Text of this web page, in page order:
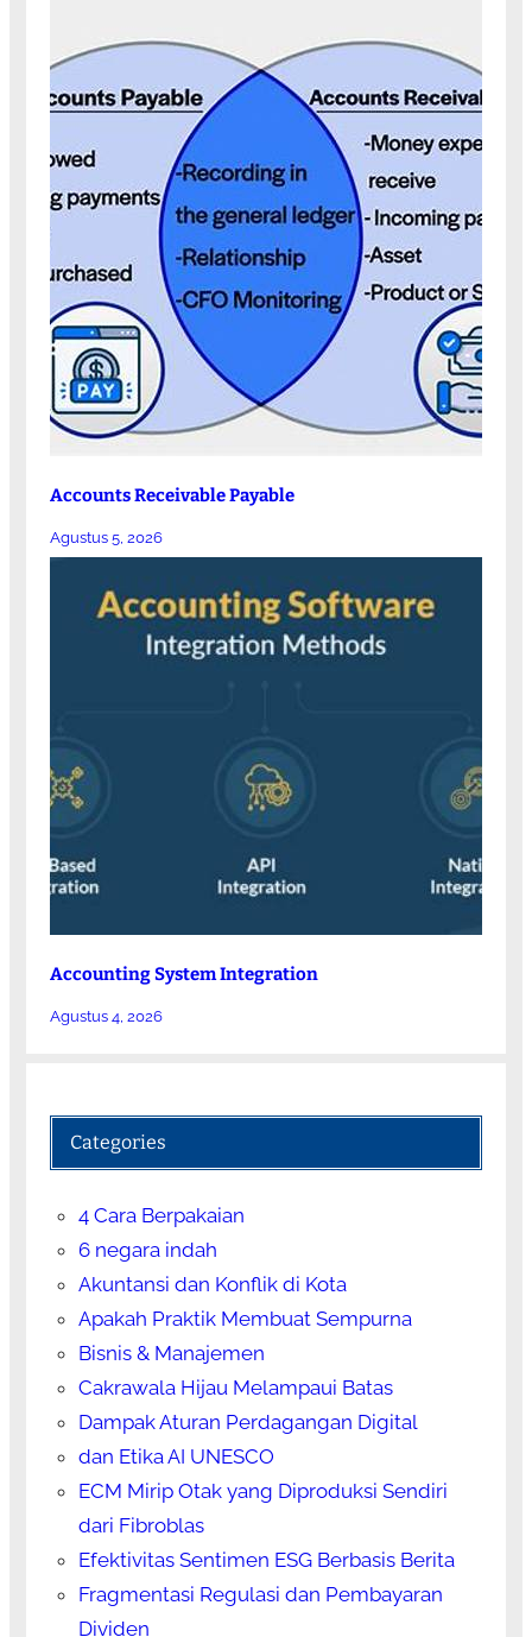
Accounts Receivable Payable
Agustus 5, 2026
Accounting System Integration
Agustus 4, 2026
Categories
4 Cara Berpakaian
6 negara indah
Akuntansi dan Konflik di Kota
Apakah Praktik Membuat Sempurna
Bisnis & Manajemen
Cakrawala Hijau Melampaui Batas
Dampak Aturan Perdagangan Digital
dan Etika AI UNESCO
ECM Mirip Otak yang Diproduksi Sendiri
dari Fibroblas
Efektivitas Sentimen ESG Berbasis Berita
Fragmentasi Regulasi dan Pembayaran
Dividen